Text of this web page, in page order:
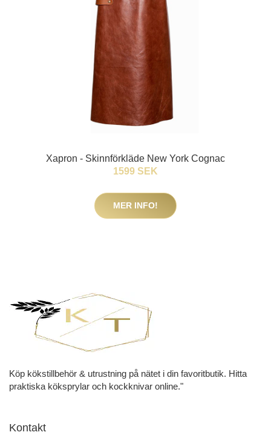
Xapron - Skinnförkläde New York Cognac
1599 SEK
MER INFO!
Köp kökstillbehör & utrustning på nätet i din favoritbutik. Hitta
praktiska köksprylar och kockknivar online."
Kontakt